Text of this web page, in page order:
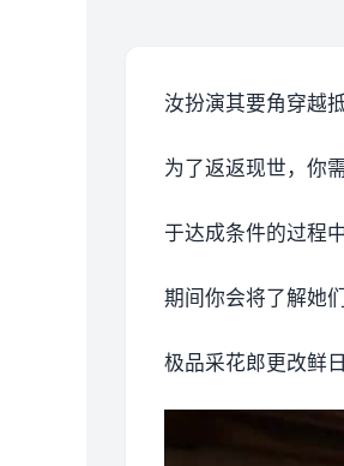
汝扮演其要角穿越
为了返返现世，你
于达成条件的过程中
期间你会将了解她
极品采花郎更改鲜